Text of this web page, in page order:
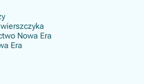
Nowa Era
Era